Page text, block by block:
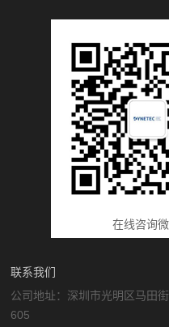
在线咨询
联系我们
公司地址：深圳市光明区马田
605